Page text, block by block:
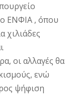
ΕΝΦΙΑ , όπου
χιλιάδες
οι αλλαγές θα
ενώ
ψήφιση